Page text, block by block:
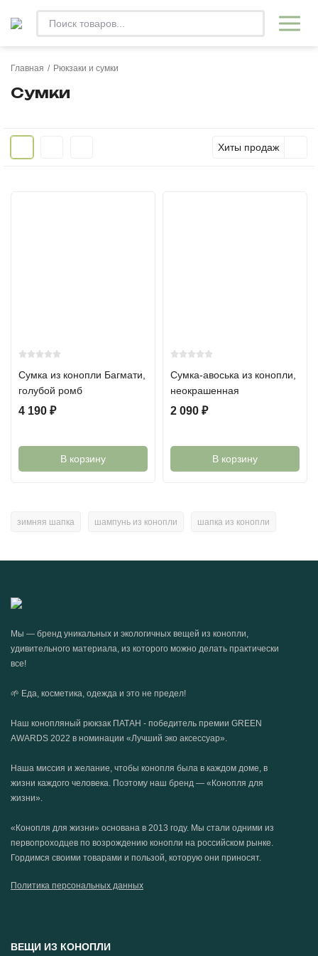
Главная / Рюкзаки и сумки
Сумки
Хиты продаж
Сумка из конопли Багмати,
голубой ромб
4 190 ₽
В корзину
Сумка-авоська из конопли,
неокрашенная
2 090 ₽
В корзину
зимняя шапка шампунь из конопли шапка из конопли
Мы — бренд уникальных и экологичных вещей из конопли,
удивительного материала, из которого можно делать практически
все!
🌱 Еда, косметика, одежда и это не предел!
Наш конопляный рюкзак ПАТАН - победитель премии GREEN
AWARDS 2022 в номинации «Лучший эко аксессуар».
Наша миссия и желание, чтобы конопля была в каждом доме, в
жизни каждого человека. Поэтому наш бренд — «Конопля для
жизни».
«Конопля для жизни» основана в 2013 году. Мы стали одними из
первопроходцев по возрождению конопли на российском рынке.
Гордимся своими товарами и пользой, которую они приносят.
Политика персональных данных
ВЕЩИ ИЗ КОНОПЛИ